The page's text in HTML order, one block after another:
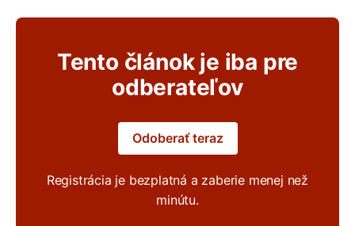
Tento článok je iba pre
odberateľov
Odoberať teraz
Registrácia je bezplatná a zaberie menej než
minútu.